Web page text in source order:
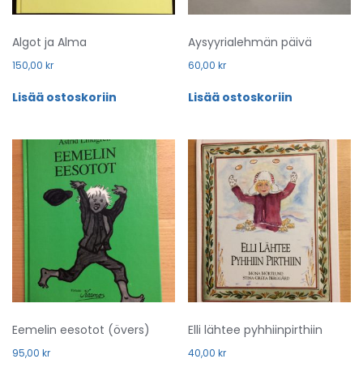
Algot ja Alma
150,00 kr
Lisää ostoskoriin
Aysyyrialehmän päivä
60,00kr
Lisää ostoskoriin
Eemelin eesotot (övers)
95,00 kr
Elli lähtee pyhhiinpirthiin
40,00kr